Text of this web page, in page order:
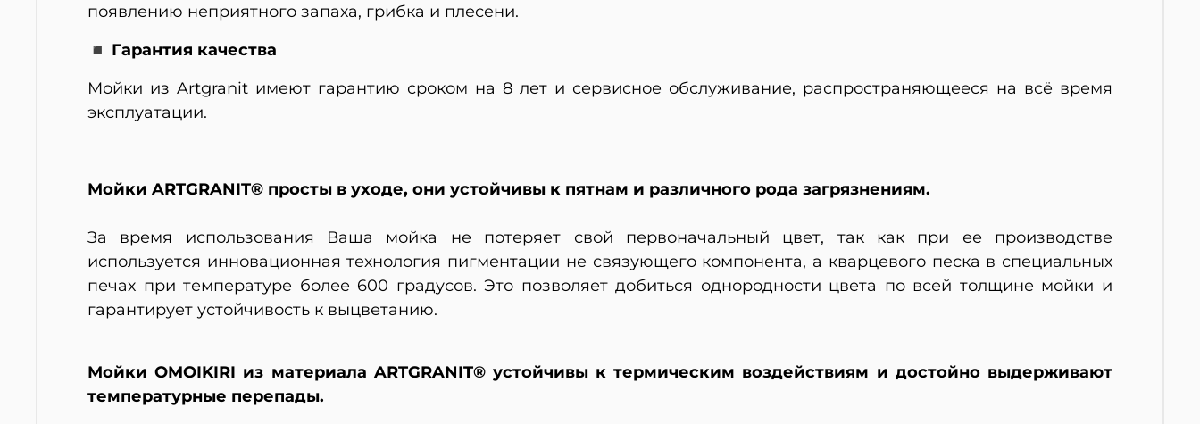
появлению неприятного запаха, грибка и плесени.
◾ Гарантия качества
Мойки из Artgranit имеют гарантию сроком на 8 лет и сервисное обслуживание, распространяющееся на всё время
эксплуатации.
Мойки ARTGRANIT® просты в уходе, они устойчивы к пятнам и различного рода загрязнениям.
За время использования Ваша мойка не потеряет свой первоначальный цвет, так как при ее производстве
используется инновационная технология пигментации не связующего компонента, а кварцевого песка в специальных
печах при температуре более 600 градусов. Это позволяет добиться однородности цвета по всей толщине мойки и
гарантирует устойчивость к выцветанию.
Мойки OMOIKIRI из материала ARTGRANIT® устойчивы к термическим воздействиям и достойно выдерживают
температурные перепады.